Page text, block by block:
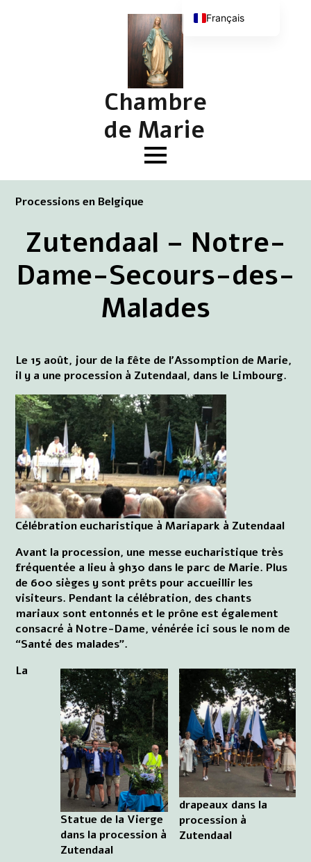
Chambre
de Marie
Processions en Belgique
Zutendaal – Notre-
Dame-Secours-des-
Malades
Le 15 août, jour de la fête de l'Assomption de Marie,
il y a une procession à Zutendaal, dans le Limbourg.
Célébration eucharistique à Mariapark à Zutendaal
Avant la procession, une messe eucharistique très
fréquentée a lieu à 9h30 dans le parc de Marie. Plus
de 600 sièges y sont prêts pour accueillir les
visiteurs. Pendant la célébration, des chants
mariaux sont entonnés et le prône est également
consacré à Notre-Dame, vénérée ici sous le nom de
“Santé des malades”.
drapeaux dans la
procession à
Zutendaal
Statue de la Vierge
dans la procession à
Zutendaal
La
Français